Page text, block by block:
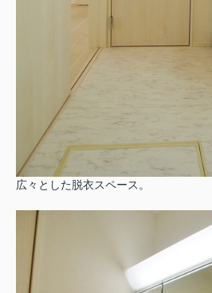
広々とした脱衣スペース。